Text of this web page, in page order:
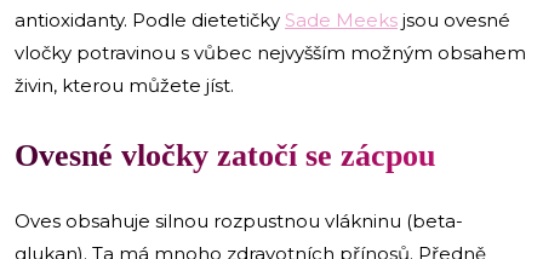
antioxidanty. Podle dietetičky Sade Meeks jsou ovesné
vločky potravinou s vůbec nejvyšším možným obsahem
živin, kterou můžete jíst.
Ovesné vločky zatočí se zácpou
Oves obsahuje silnou rozpustnou vlákninu (beta-
glukan). Ta má mnoho zdravotních přínosů. Předně